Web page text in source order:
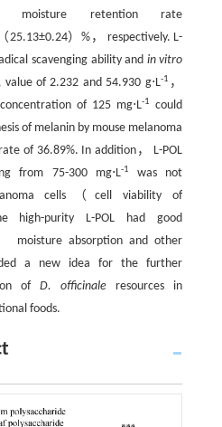
moisture retention rate
25.13±0.24）%， respectively. L-
scavenging ability and in vitro
value of 2.232 and 54.930 g⋅L-1 ，
of 125 mg⋅L-1
could
of melanin by mouse melanoma
of 36.89%. In addition， L-POL
from 75-300 mg⋅L-1
was not
cells（cell viability of
high-purity L-POL had good
moisture absorption and other
a new idea for the further
ofD. officinale resources in
foods.